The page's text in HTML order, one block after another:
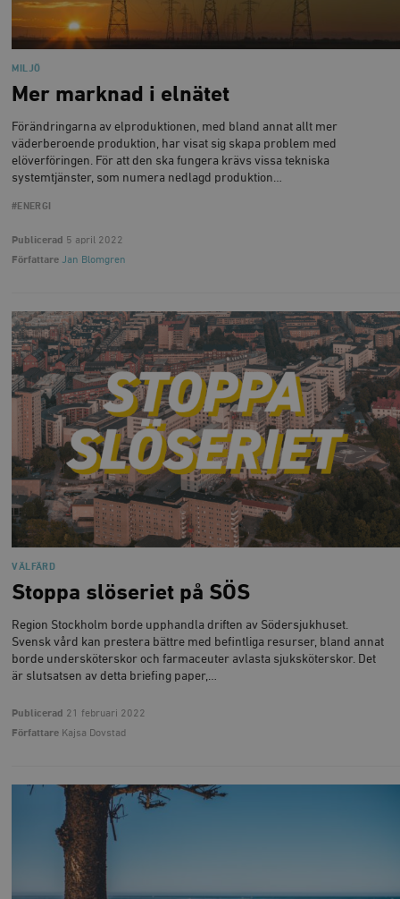
MILJÖ
Mer marknad i elnätet
Förändringarna av elproduktionen, med bland annat allt mer
väderberoende produktion, har visat sig skapa problem med
elöverföringen. För att den ska fungera krävs vissa tekniska
systemtjänster, som numera nedlagd produktion…
#ENERGI
Publicerad 5 april 2022
Författare Jan Blomgren
VÄLFÄRD
Stoppa slöseriet på SÖS
Region Stockholm borde upphandla driften av Södersjukhuset.
Svensk vård kan prestera bättre med befintliga resurser, bland annat
borde undersköterskor och farmaceuter avlasta sjuksköterskor. Det
är slutsatsen av detta briefing paper,…
Publicerad 21 februari 2022
Författare Kajsa Dovstad